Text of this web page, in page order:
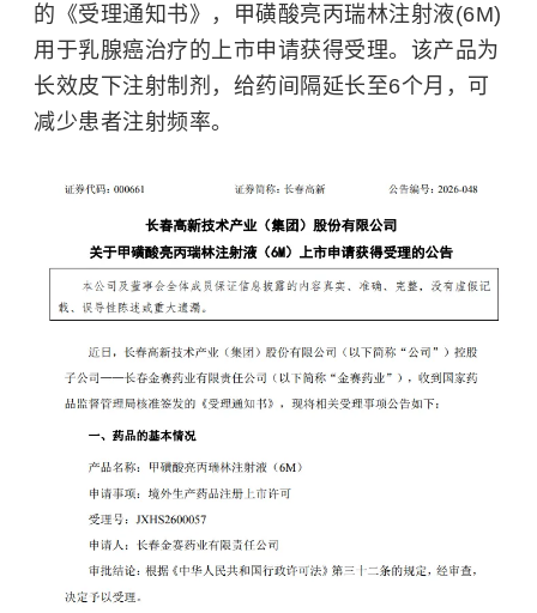
的《受理通知书》，甲磺酸亮丙瑞林注射液(6M)
用于乳腺癌治疗的上市申请获得受理。该产品为
长效皮下注射制剂，给药间隔延长至6个月，可
减少患者注射频率。